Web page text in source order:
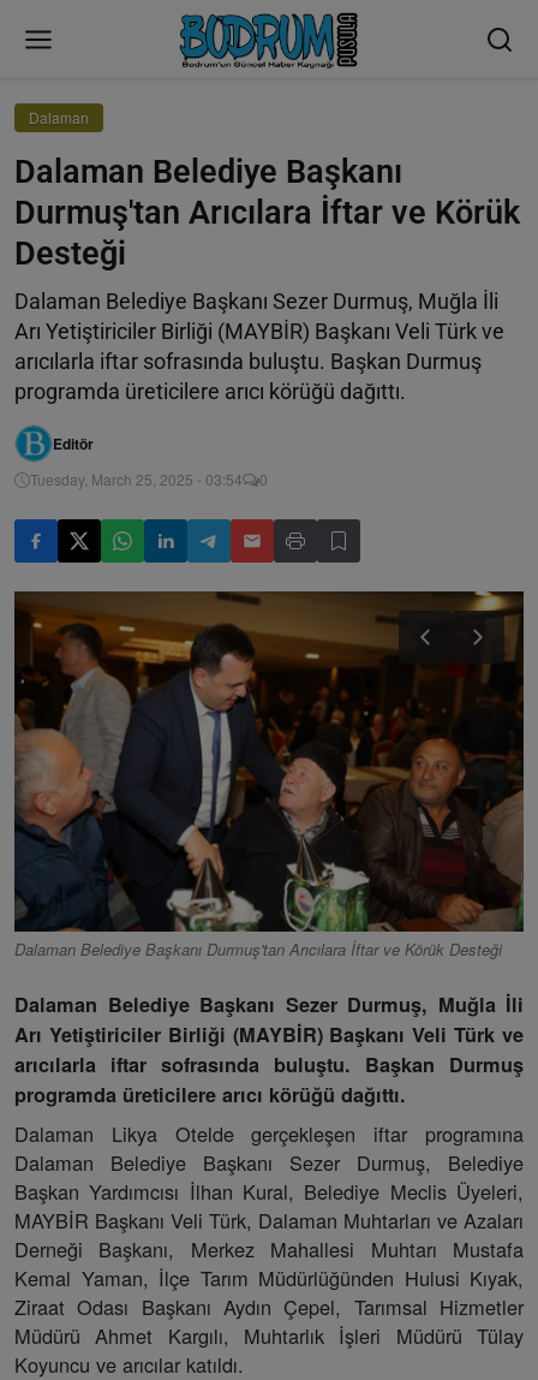
Dalaman
Dalaman Belediye Başkanı
Durmuş'tan Arıcılara İftar ve Körük
Desteği
Dalaman Belediye Başkanı Sezer Durmuş, Muğla İli
Arı Yetiştiriciler Birliği (MAYBİR) Başkanı Veli Türk ve
arıcılarla iftar sofrasında buluştu. Başkan Durmuş
programda üreticilere arıcı körüğü dağıttı.
Editör
Tuesday, March 25, 2025 - 03:54 0
Dalaman Belediye Başkanı Durmuş'tan Arıcılara İftar ve Körük Desteği
Dalaman Belediye Başkanı Sezer Durmuş, Muğla İli
Arı Yetiştiriciler Birliği (MAYBİR) Başkanı Veli Türk ve
arıcılarla iftar sofrasında buluştu. Başkan Durmuş
programda üreticilere arıcı körüğü dağıttı.
Dalaman Likya Otelde gerçekleşen iftar programına
Dalaman Belediye Başkanı Sezer Durmuş, Belediye
Başkan Yardımcısı İlhan Kural, Belediye Meclis Üyeleri,
MAYBİR Başkanı Veli Türk, Dalaman Muhtarları ve Azaları
Derneği Başkanı, Merkez Mahallesi Muhtarı Mustafa
Kemal Yaman, İlçe Tarım Müdürlüğünden Hulusi Kıyak,
Ziraat Odası Başkanı Aydın Çepel, Tarımsal Hizmetler
Müdürü Ahmet Kargılı, Muhtarlık İşleri Müdürü Tülay
Koyuncu ve arıcılar katıldı.